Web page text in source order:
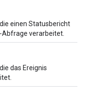
einen Statusbericht
verarbeitet.
das Ereignis